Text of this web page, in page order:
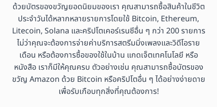
ด้วยบัตรของขวัญยอดนิยมของเรา คุณสามารถซื้อสินค้าในชีวิต
ประจำวันได้หลากหลายรายการโดยใช้ Bitcoin, Ethereum,
Litecoin, Solana และคริปโตเคอร์เรนซีอื่น ๆ กว่า 200 รายการ
ไม่ว่าคุณจะต้องการจ่ายค่าบริการสตรีมมิ่งเพลงและวิดีโอราย
เดือน หรือต้องการซื้อของใช้ในบ้าน แกดเจ็ตเทคโนโลยี หรือ
หนังสือ เราก็มีให้คุณครบ ตัวอย่างเช่น คุณสามารถซื้อบัตรของ
ขวัญ Amazon ด้วย Bitcoin หรือคริปโตอื่น ๆ ได้อย่างง่ายดาย
เพื่อรับเกือบทุกสิ่งที่คุณต้องการ!